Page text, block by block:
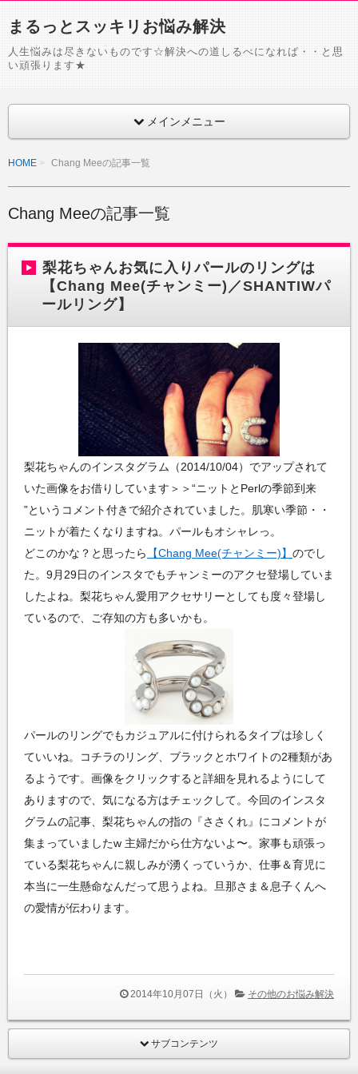
まるっとスッキリお悩み解決
人生悩みは尽きないものです☆解決への道しるべになれば・・と思
い頑張ります★
メインメニュー
HOME Chang Meeの記事一覧
Chang Meeの記事一覧
梨花ちゃんお気に入りパールのリングは
【Chang Mee(チャンミー)／SHANTIWパ
ールリング】
梨花ちゃんのインスタグラム（2014/10/04）でアップされて
いた画像をお借りしています＞＞ ニットとPerlの季節到来
というコメント付きで紹介されていました。肌寒い季節・・
ニットが着たくなりますね。パールもオシャレっ。
どこのかな？と思ったら
【Chang Mee(チャンミー)】 のでし
た。9月29日のインスタでもチャンミーのアクセ登場していま
したよね。梨花ちゃん愛用アクセサリーとしても度々登場し
ているので、ご存知の方も多いかも。
パールのリングでもカジュアルに付けられるタイプは珍しく
ていいね。コチラのリング、ブラックとホワイトの2種類があ
るようです。画像をクリックすると詳細を見れるようにして
ありますので、気になる方はチェックして。今回のインスタ
グラムの記事、梨花ちゃんの指の『ささくれ』にコメントが
集まっていましたw 主婦だから仕方ないよ〜。家事も頑張っ
ている梨花ちゃんに親しみが湧くっていうか、仕事＆育児に
本当に一生懸命なんだって思うよね。旦那さま＆息子くんへ
の愛情が伝わります。
2014年10月07日（火） その他のお悩み解決
サブコンテンツ